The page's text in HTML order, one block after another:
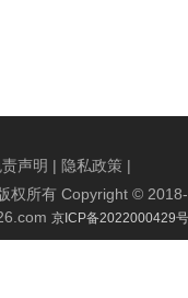
声明 | 隐私政策 |
权所有 Copyright ©
京ICP备2022000429